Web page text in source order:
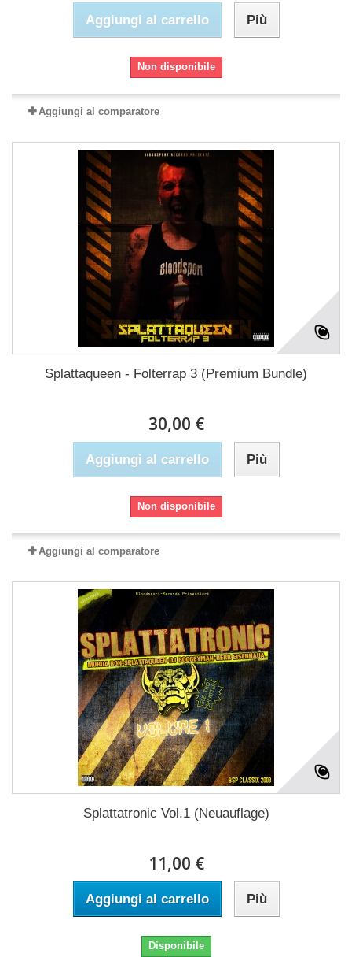
Aggiungi al carrello Più
Non disponibile
Aggiungi al comparatore
Splattaqueen - Folterrap 3 (Premium Bundle)
30,00 €
Aggiungi al carrello Più
Non disponibile
Aggiungi al comparatore
Splattatronic Vol.1 (Neuauflage)
11,00 €
Aggiungi al carrello Più
Disponibile